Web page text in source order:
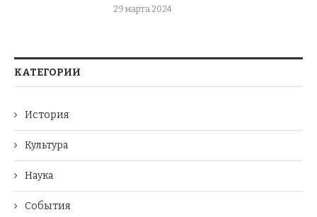
29 марта 2024
КАТЕГОРИИ
История
Культура
Наука
События